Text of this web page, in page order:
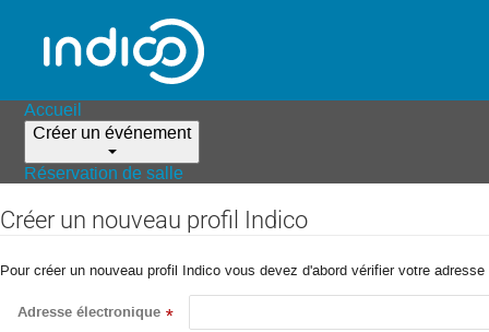
Accueil
Créer un événement
Réservation de salle
Créer un nouveau profil Indico
Pour créer un nouveau profil Indico vous devez d'abord vérifier votre
Adresse électronique *